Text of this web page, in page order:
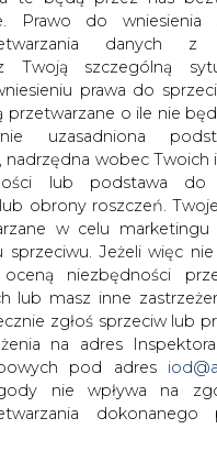
Prawo do wniesienia
danych z
Twoją szczególną
prawa do
przetwarzane o ile nie
uzasadniona
nadrzędna wobec Twoich
lub podstawa do
obrony roszczeń.
w celu marketingu
sprzeciwu. Jeżeli więc
niezbędności
lub masz inne
zgłoś sprzeciw lub
na adres
pod adres
nie wpływa na
dokonanego
dobie strajku w
Spółce Węglowej
i zarząd spółki
To efekt
tury
Nie oznacza
strajku w
i zarząd spółki
uzgodnień i
oznacza to jeszcze
w piątek rano
Szereda, w ciągu
przez związki
załogom